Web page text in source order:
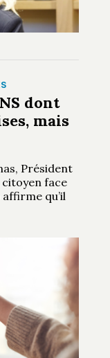
dont
mais
Président
citoyen face
qu’il